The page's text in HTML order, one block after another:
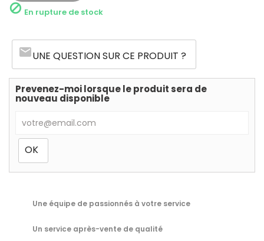
 En rupture de stock
emailUNE QUESTION SUR CE PRODUIT ?
Prevenez-moi lorsque le produit sera de
nouveau disponible
Une équipe de passionnés à votre service
Un service après-vente de qualité